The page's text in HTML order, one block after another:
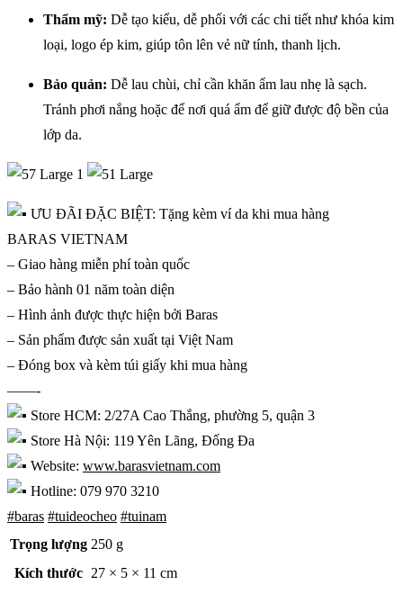
Thẩm mỹ: Dễ tạo kiểu, dễ phối với các chi tiết như khóa kim
loại, logo ép kim, giúp tôn lên vẻ nữ tính, thanh lịch.
Bảo quản: Dễ lau chùi, chỉ cần khăn ẩm lau nhẹ là sạch.
Tránh phơi nắng hoặc để nơi quá ẩm để giữ được độ bền của
lớp da.
ƯU ĐÃI ĐẶC BIỆT: Tặng kèm ví da khi mua hàng
BARAS VIETNAM
– Giao hàng miễn phí toàn quốc
– Bảo hành 01 năm toàn diện
– Hình ảnh được thực hiện bởi Baras
– Sản phẩm được sản xuất tại Việt Nam
– Đóng box và kèm túi giấy khi mua hàng
——-
Store HCM: 2/27A Cao Thắng, phường 5, quận 3
Store Hà Nội: 119 Yên Lãng, Đống Đa
Website: www.barasvietnam.com
Hotline: 079 970 3210
#baras #tuideocheo #tuinam
Trọng lượng 250 g
Kích thước 27 × 5 × 11 cm